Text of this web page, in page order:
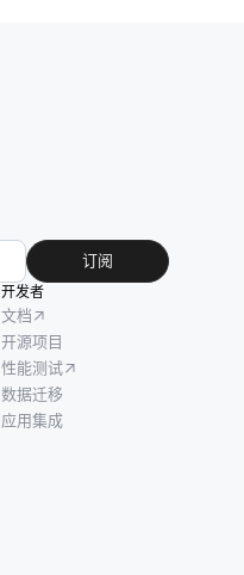
订阅
开发者
文档
开源项目
性能测试
数据迁移
应用集成